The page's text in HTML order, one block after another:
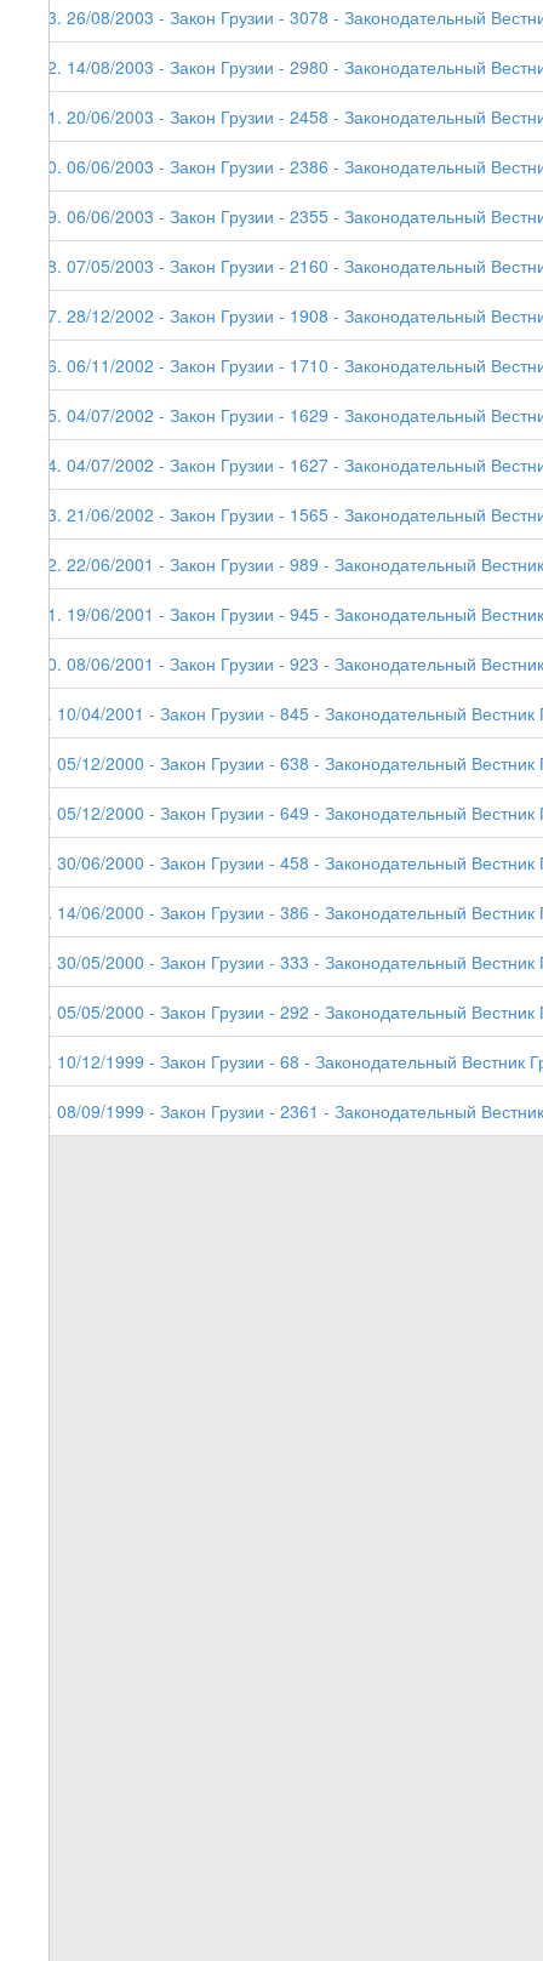
23. 26/08/2003 - Закон Грузии - 3078 - Законодательный
22. 14/08/2003 - Закон Грузии - 2980 - Законодательный
21. 20/06/2003 - Закон Грузии - 2458 - Законодательный
20. 06/06/2003 - Закон Грузии - 2386 - Законодательный
19. 06/06/2003 - Закон Грузии - 2355 - Законодательный
18. 07/05/2003 - Закон Грузии - 2160 - Законодательный
17. 28/12/2002 - Закон Грузии - 1908 - Законодательный
16. 06/11/2002 - Закон Грузии - 1710 - Законодательный
15. 04/07/2002 - Закон Грузии - 1629 - Законодательный
14. 04/07/2002 - Закон Грузии - 1627 - Законодательный
13. 21/06/2002 - Закон Грузии - 1565 - Законодательный
12. 22/06/2001 - Закон Грузии - 989 - Законодательный
11. 19/06/2001 - Закон Грузии - 945 - Законодательный
10. 08/06/2001 - Закон Грузии - 923 - Законодательный
9. 10/04/2001 - Закон Грузии - 845 - Законодательный
8. 05/12/2000 - Закон Грузии - 638 - Законодательный
7. 05/12/2000 - Закон Грузии - 649 - Законодательный
6. 30/06/2000 - Закон Грузии - 458 - Законодательный
5. 14/06/2000 - Закон Грузии - 386 - Законодательный
4. 30/05/2000 - Закон Грузии - 333 - Законодательный
3. 05/05/2000 - Закон Грузии - 292 - Законодательный
2. 10/12/1999 - Закон Грузии - 68 - Законодательный Вестник
1. 08/09/1999 - Закон Грузии - 2361 - Законодательный